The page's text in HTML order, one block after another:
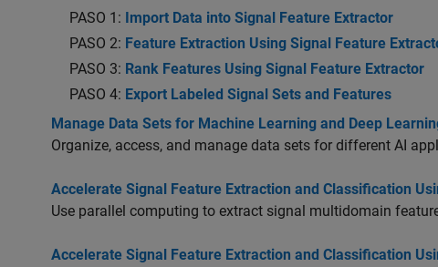
PASO 1: Import Data into Signal Feature Extractor
PASO 2: Feature Extraction Using Signal Feature
PASO 3: Rank Features Using Signal Feature Extractor
PASO 4: Export Labeled Signal Sets and Features
Manage Data Sets for Machine Learning and Deep
Organize, access, and manage data sets for different AI
Accelerate Signal Feature Extraction and Classification
Use parallel computing to extract signal multidomain
Accelerate Signal Feature Extraction and Classification